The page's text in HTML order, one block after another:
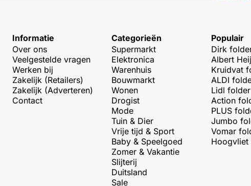
Informatie
Over ons
Veelgestelde vragen
Werken bij
Zakelijk (Retailers)
Zakelijk (Adverteren)
Contact
Categorieën
Supermarkt
Elektronica
Warenhuis
Bouwmarkt
Wonen
Drogist
Mode
Tuin & Dier
Vrije tijd & Sport
Baby & Speelgoed
Zomer & Vakantie
Slijterij
Duitsland
Sale
Populair
Dirk
Albert
Kruidvat
ALDI
Lidl folder
Action
PLUS
Jumbo
Vomar